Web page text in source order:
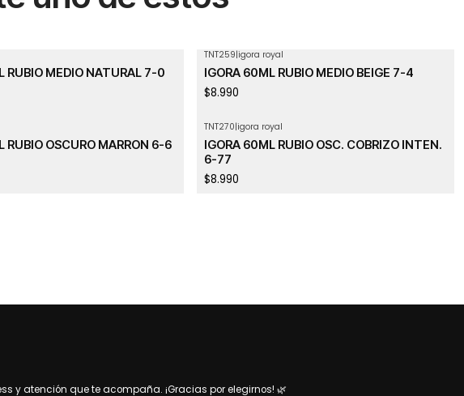
RUBIO MEDIO NATURAL 7-0
TNT259|igora royal
IGORA 60ML RUBIO MEDIO BEIGE 7-4
$8.990
RUBIO OSCURO MARRON 6-6
TNT270|igora royal
IGORA 60ML RUBIO OSC. COBRIZO INTEN.
6-77
$8.990
y atención que te acompaña. ¡Gracias por elegirnos! 🌿